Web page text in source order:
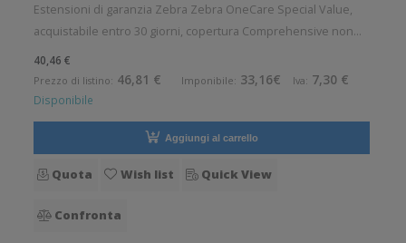
Estensioni di garanzia Zebra Zebra OneCare Special Value,
acquistabile entro 30 giorni, copertura Comprehensive non
inclusa, per: ZQ110, EZ320, ZQ120, ZQ220 Durata contratto: 3
anni
40,46 €
Prezzo di listino: 46,81 € Imponibile: 33,16€ Iva: 7,30 €
Disponibile
Aggiungi al carrello
Quota Wish list Quick View
Confronta